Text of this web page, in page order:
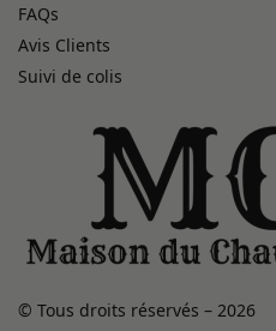
FAQs
Avis Clients
Suivi de colis
© Tous droits réservés – 2026